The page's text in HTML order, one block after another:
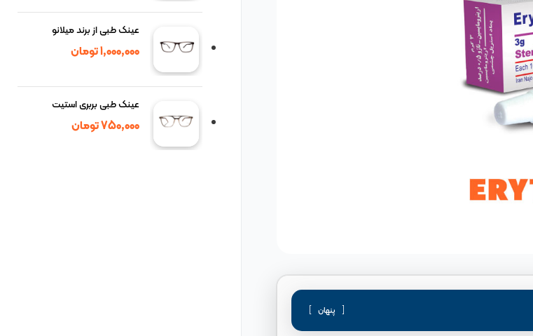
پنهان
عینک طبی از برند میلانو
1,000,000تومان
عینک طبی بربری استیت
750,000تومان